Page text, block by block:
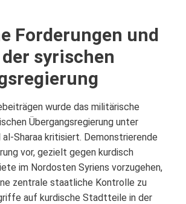
Forderungen und
syrischen
wurde das militärische
Übergangsregierung unter
Sharaa kritisiert. Demonstrierende
vor, gezielt gegen kurdisch
im Nordosten Syriens vorzugehen,
zentrale staatliche Kontrolle zu
auf kurdische Stadtteile in der